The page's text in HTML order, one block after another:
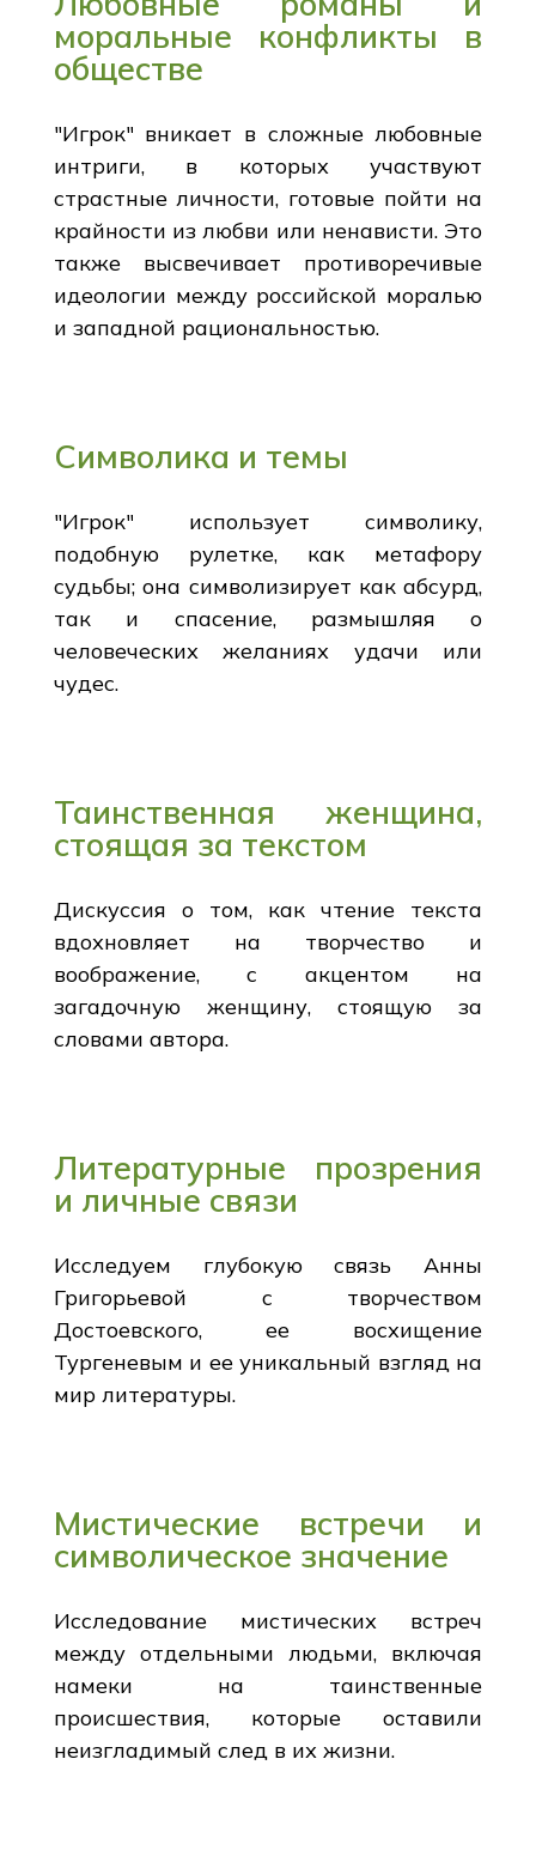
моральные конфликты в
обществе
"Игрок" вникает в сложные любовные
интриги, в которых участвуют
страстные личности, готовые пойти на
крайности из любви или ненависти. Это
также высвечивает противоречивые
идеологии между российской моралью
и западной рациональностью.
Символика и темы
"Игрок" использует символику,
подобную рулетке, как метафору
судьбы; она символизирует как абсурд,
так и спасение, размышляя о
человеческих желаниях удачи или
чудес.
Таинственная женщина,
стоящая за текстом
Дискуссия о том, как чтение текста
вдохновляет на творчество и
воображение, с акцентом на
загадочную женщину, стоящую за
словами автора.
Литературные прозрения
и личные связи
Исследуем глубокую связь Анны
Григорьевой с творчеством
Достоевского, ее восхищение
Тургеневым и ее уникальный взгляд на
мир литературы.
Мистические встречи и
символическое значение
Исследование мистических встреч
между отдельными людьми, включая
намеки на таинственные
происшествия, которые оставили
неизгладимый след в их жизни.